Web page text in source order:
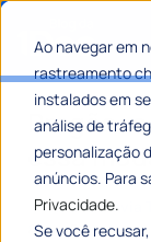
Ao navegar em
rastreamento
instalados em
análise de
personalização
anúncios. Para
Privacidade.
Se você
Pregão:
essa
PorMaria Flávia
8 Min De Leitura